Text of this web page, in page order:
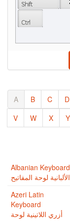
A B C D
V
W X Y
Albanian Keyboard
الألبانية لوحة المفاتيح
Azeri Latin
Keyboard
أزري اللاتينية لوحة